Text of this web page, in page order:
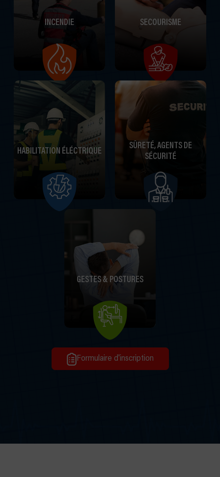
INCENDIE SECOURISME
HABILITATION ÉLÉCTRIQUE
SÛRETÉ, AGENTS DE
SÉCURITÉ
GESTES & POSTURES
Formulaire d'inscription